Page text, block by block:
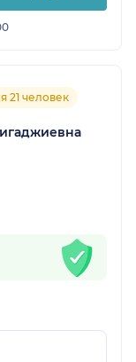
21 человек